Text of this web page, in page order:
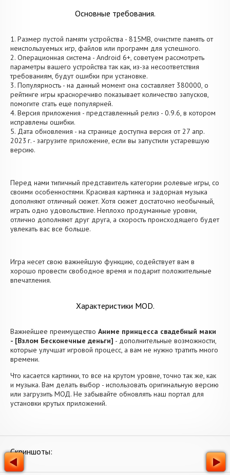
Основные требования.
1. Размер пустой памяти устройства - 815MB, очистите память от
неиспользуемых игр, файлов или программ для успешного.
2. Операционная система - Android 6+, советуем рассмотреть
параметры вашего устройства так как, из-за несоответствия
требованиям, будут ошибки при установке.
3. Популярность - на данный момент она составляет 380000, о
рейтинге игры красноречиво показывает количество запусков,
помогите стать еще популярней.
4. Версия приложения - представленный релиз - 0.9.6, в котором
исправлены ошибки.
5. Дата обновления - на странице доступна версия от 27 апр.
2023 г. - загрузите приложение, если вы запустили устаревшую
версию.
Перед нами типичный представитель категории ролевые игры, со
своими особенностями. Красивая картинка и задорная музыка
дополняют отличный сюжет. Хотя сюжет достаточно необычный,
играть одно удовольствие. Неплохо продуманные уровни,
отлично дополняют друг друга, а скорость происходящего будет
увлекать вас все больше.
Игра несет свою важнейшую функцию, содействует вам в
хорошо провести свободное время и подарит положительные
впечатления.
Характеристики MOD.
Важнейшее преимущество Аниме принцесса свадебный маки
- [Взлом Бесконечные деньги] - дополнительные возможности,
которые улучшат игровой процесс, а вам не нужно тратить много
времени.
Что касается картинки, то все на крутом уровне, точно так же, как
и музыка. Вам делать выбор - использовать оригинальную версию
или загрузить МОД. Не забывайте обновлять наш портал для
установки крутых приложений.
Скриншоты: